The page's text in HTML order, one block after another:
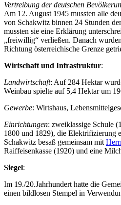
Vertreibung der deutschen
Am 12. August 1945 mussten alle
von Schakwitz binnen 24 Stunden
mussten sie eine Erklärung
„freiwillig“ verließen. Danach
Richtung österreichische Grenze
Wirtschaft und Infrastruktur:
Landwirtschaft: Auf 284 Hektar
Weinbau spielte auf 5,4 Hektar um
Gewerbe: Wirtshaus,
Einrichtungen: zweiklassige Schule
1800 und 1829), die Elektrifizierung
Schakwitz besaß gemeinsam mit
Raiffeisenkasse (1920) und eine
Siegel:
Im 19./20.Jahrhundert hatte die
einen bildlosen Stempel in